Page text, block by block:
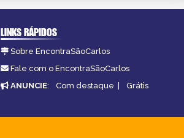
LINKS RÁPIDOS
Sobre EncontraSãoCarlos
Fale com o EncontraSãoCarlos
ANUNCIE: Com destaque | Grátis